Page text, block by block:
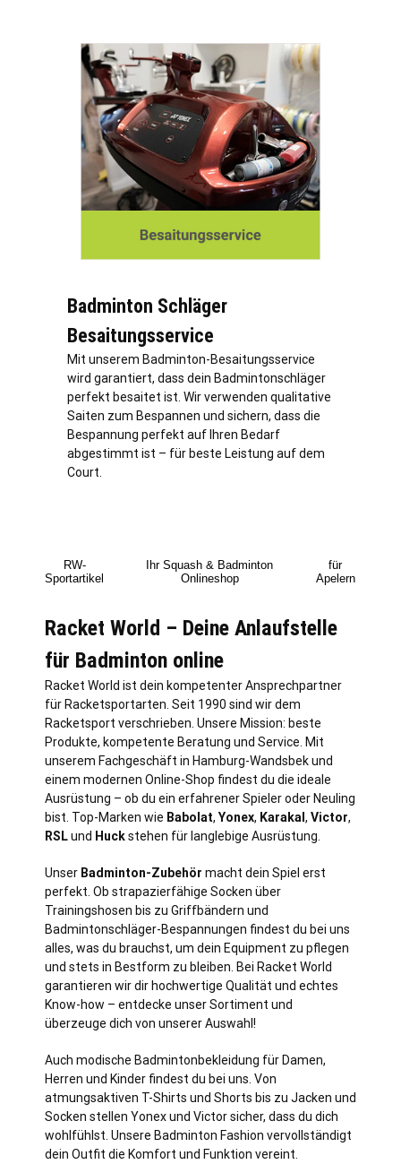
Badminton Schläger
Besaitungsservice
Mit unserem Badminton-Besaitungsservice
wird garantiert, dass dein Badmintonschläger
perfekt besaitet ist. Wir verwenden qualitative
Saiten zum Bespannen und sichern, dass die
Bespannung perfekt auf Ihren Bedarf
abgestimmt ist – für beste Leistung auf dem
Court.
RW-
Sportartikel
Ihr Squash & Badminton
Onlineshop
für
Apelern
Racket World – Deine Anlaufstelle
für Badminton online
Racket World ist dein kompetenter Ansprechpartner
für Racketsportarten. Seit 1990 sind wir dem
Racketsport verschrieben. Unsere Mission: beste
Produkte, kompetente Beratung und Service. Mit
unserem Fachgeschäft in Hamburg-Wandsbek und
einem modernen Online-Shop findest du die ideale
Ausrüstung – ob du ein erfahrener Spieler oder Neuling
bist. Top-Marken wie Babolat, Yonex, Karakal , Victor,
RSLund Huckstehen für langlebige Ausrüstung.
Unser Badminton-Zubehör macht dein Spiel erst
perfekt. Ob strapazierfähige Socken über
Trainingshosen bis zu Griffbändern und
Badmintonschläger-Bespannungen findest du bei uns
alles, was du brauchst, um dein Equipment zu pflegen
und stets in Bestform zu bleiben. Bei Racket World
garantieren wir dir hochwertige Qualität und echtes
Know-how – entdecke unser Sortiment und
überzeuge dich von unserer Auswahl!
Auch modische Badmintonbekleidung für Damen,
Herren und Kinder findest du bei uns. Von
atmungsaktiven T-Shirts und Shorts bis zu Jacken und
Socken stellen Yonex und Victor sicher, dass du dich
wohlfühlst. Unsere Badminton Fashion vervollständigt
dein Outfit die Komfort und Funktion vereint.